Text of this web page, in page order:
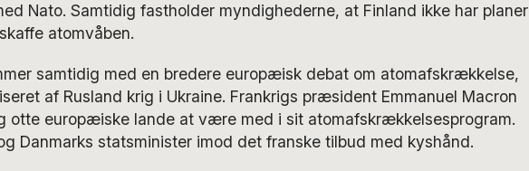
Nato. Samtidig fastholder myndighederne, at Finland ikke har planer
atomvåben.
samtidig med en bredere europæisk debat om atomafskrækkelse,
af Rusland krig i Ukraine. Frankrigs præsident Emmanuel Macron
otte europæiske lande at være med i sit atomafskrækkelsesprogram.
Danmarks statsminister imod det franske tilbud med kyshånd.